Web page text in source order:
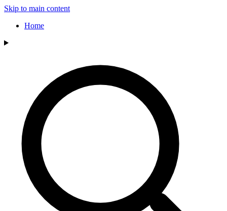
Skip to main content
Home